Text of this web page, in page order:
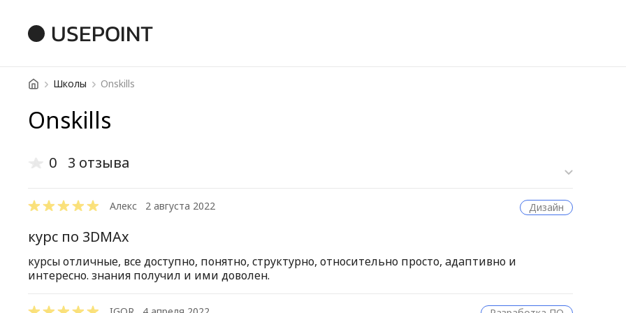
USEPOINT
Школы Onskills
Onskills
0 3 отзыва
Новые
Алекс 2 августа 2022 Дизайн
курс по 3DMAx
курсы отличные, все доступно, понятно, структурно, относительно просто, адаптивно и
интересно. знания получил и ими доволен.